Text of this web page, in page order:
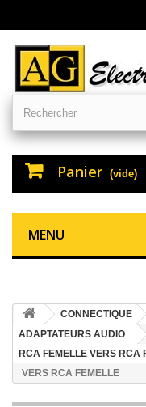
Panier (vide)
MENU
CONNECTIQUE
ADAPTATEURS AUDIO
RCA FEMELLE VERS RCA
VERS RCA FEMELLE